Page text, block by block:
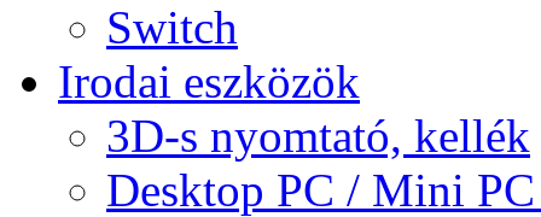
Switch
Irodai eszközök
3D-s nyomtató, kellék
Desktop PC / Mini